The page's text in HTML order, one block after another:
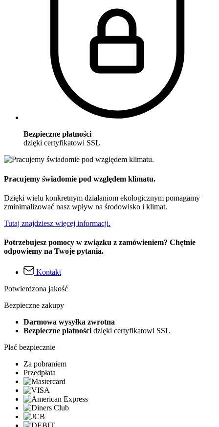
Bezpieczne płatności
dzięki certyfikatowi SSL
Pracujemy świadomie pod względem klimatu.
Dzięki wielu konkretnym działaniom ekologicznym pomagamy
zminimalizować nasz wpływ na środowisko i klimat.
Tutaj znajdziesz więcej informacji.
Potrzebujesz pomocy w związku z zamówieniem? Chętnie
odpowiemy na Twoje pytania.
Kontakt
Potwierdzona jakość
Bezpieczne zakupy
Darmowa wysyłka zwrotna
Bezpieczne płatności dzięki certyfikatowi SSL
Płać bezpiecznie
Za pobraniem
Przedpłata